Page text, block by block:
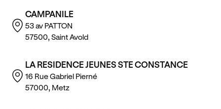
CAMPANILE
53 av PATTON
57500, Saint Avold
LA RESIDENCE JEUNES STE CONSTANCE
16 Rue Gabriel Pierné
57000, Metz